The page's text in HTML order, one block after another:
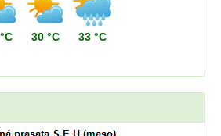
30 °C 33 °C